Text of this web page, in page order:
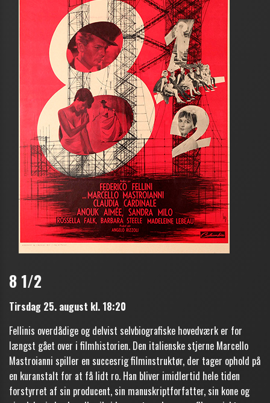
8 1/2
Tirsdag 25. august kl. 18:20
Fellinis overdådige og delvist selvbiografiske hovedværk er for
længst gået over i filmhistorien. Den italienske stjerne Marcello
Mastroianni spiller en succesrig filminstruktør, der tager ophold på
en kuranstalt for at få lidt ro. Han bliver imidlertid hele tiden
forstyrret af sin producent, sin manuskriptforfatter, sin kone og